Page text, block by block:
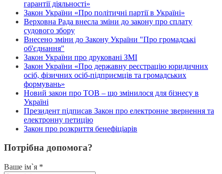
гарантії діяльності»
Закон України «Про політичні партії в Україні»
Верховна Рада внесла зміни до закону про сплату
судового збору
Внесено зміни до Закону України "Про громадські
об'єднання"
Закон України про друковані ЗМІ
Закон України «Про державну реєстрацію юридичних
осіб, фізичних осіб-підприємців та громадських
формувань»
Новий закон про ТОВ – що змінилося для бізнесу в
Україні
Президент підписав Закон про електронне звернення та
електронну петицію
Закон про розкриття бенефіціарів
Потрібна допомога?
Ваше ім`я *